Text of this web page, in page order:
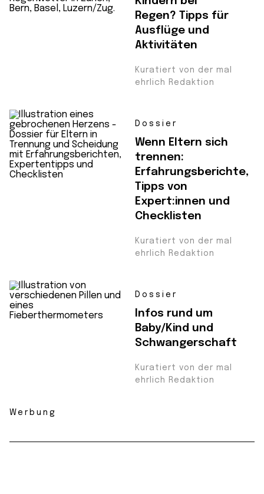
Regen? Tipps für
Ausflüge und
Aktivitäten
Kuratiert von der mal
ehrlich Redaktion
Dossier
Wenn Eltern sich
trennen:
Erfahrungsberichte,
Tipps von
Expert:innen und
Checklisten
Kuratiert von der mal
ehrlich Redaktion
Dossier
Infos rund um
Baby/Kind und
Schwangerschaft
Kuratiert von der mal
ehrlich Redaktion
Werbung